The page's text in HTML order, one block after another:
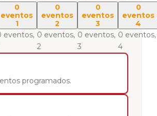
0
eventos
1
eventos,
0
eventos
2
0 eventos,
2
0
eventos
3
0 eventos,
3
0
eventos
4
0 eventos,
4
programados.